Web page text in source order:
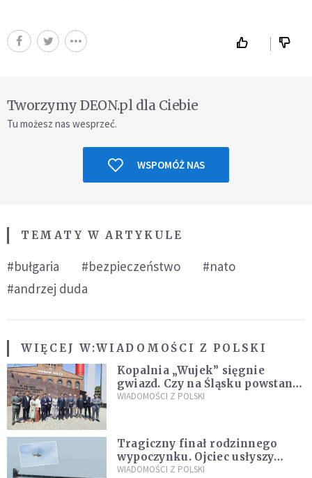
Tworzymy DEON.pl dla Ciebie
Tu możesz nas wesprzeć.
WSPOMÓŻ NAS
TEMATY W ARTYKULE
#bułgaria #bezpieczeństwo
#nato
#andrzej duda
WIĘCEJ W:WIADOMOŚCI Z POLSKI
Kopalnia „Wujek” sięgnie
gwiazd. Czy na Śląsku powstanie
„Dolina Krzemowa”?
WIADOMOŚCI Z POLSKI
Tragiczny finał rodzinnego
wypoczynku. Ojciec usłyszy
zarzuty
WIADOMOŚCI Z POLSKI